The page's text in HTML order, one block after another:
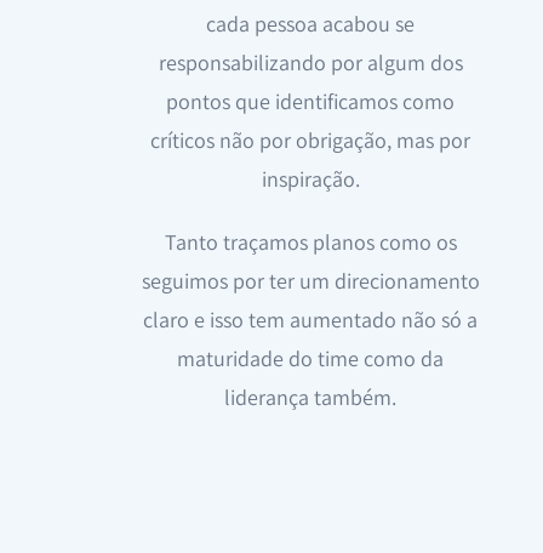
cada pessoa acabou se
responsabilizando por algum dos
pontos que identificamos como
críticos não por obrigação, mas por
inspiração.
Tanto traçamos planos como os
seguimos por ter um direcionamento
claro e isso tem aumentado não só a
maturidade do time como da
liderança também.